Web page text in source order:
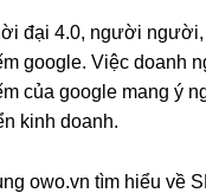
đại 4.0, người người,
google. Việc doanh
của google mang ý
kinh doanh.
owo.vn tìm hiểu về